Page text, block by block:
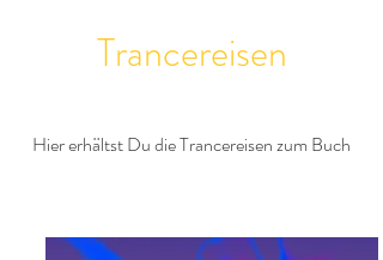
Trancereisen
Hier erhältst Du die Trancereisen zum Buch